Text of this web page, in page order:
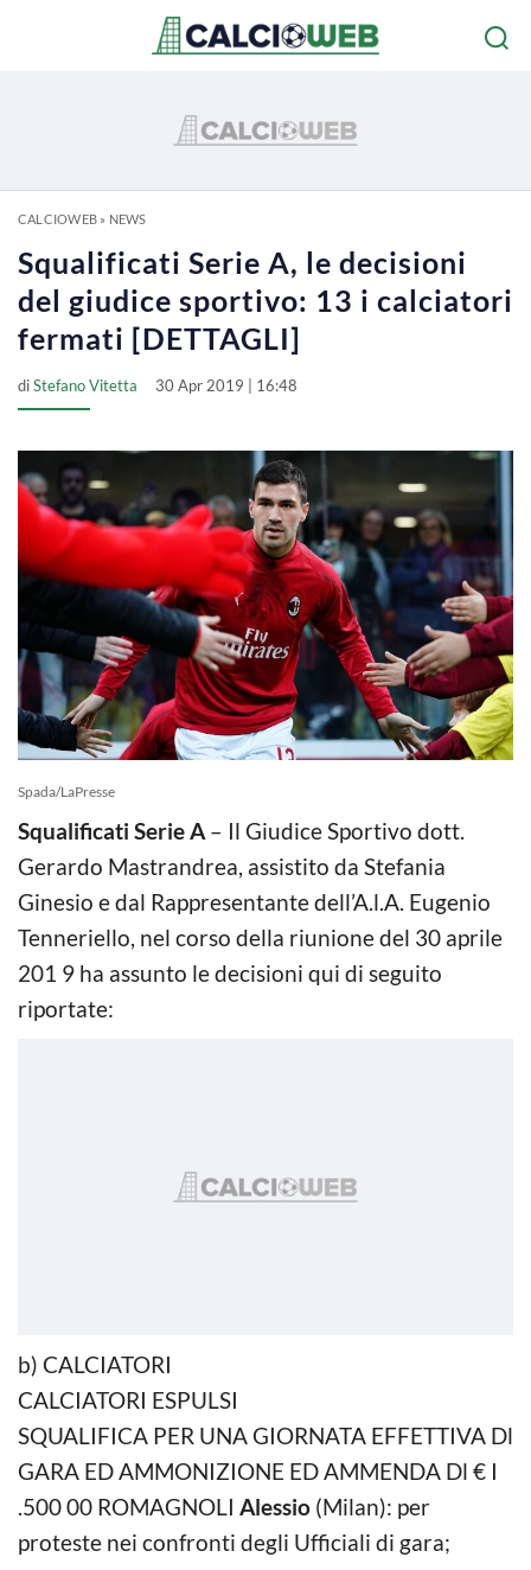
CALCIOWEB» NEWS
Squalificati Serie A, le decisioni
del giudice sportivo: 13 i calciatori
fermati [DETTAGLI]
diStefano Vitetta 30 Apr 2019 | 16:48
Spada/LaPresse
Squalificati Serie A – Il Giudice Sportivo dott.
Gerardo Mastrandrea, assistito da Stefania
Ginesio e dal Rappresentante dell’A.l.A. Eugenio
Tenneriello, nel corso della riunione del 30 aprile
201 9 ha assunto le decisioni qui di seguito
riportate:
b) CALCIATORI
CALCIATORI ESPULSI
SQUALIFICA PER UNA GIORNATA EFFETTIVA Dl
GARA ED AMMONIZIONE ED AMMENDA Dl € I
.500 00 ROMAGNOLI Alessio (Milan): per
proteste nei confronti degli Ufficiali di gara;